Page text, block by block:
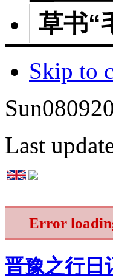
草书“
Skip to
Sun0809
Last
Error
晋豫之行日